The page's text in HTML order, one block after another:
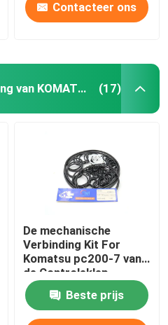
Contacteer ons
De Verbindingsuitrusting van KOMATSU (17)
De mechanische
Verbinding Kit For
Komatsu pc200-7 van
de Controleklep
Graafwerktuig
Beste prijs